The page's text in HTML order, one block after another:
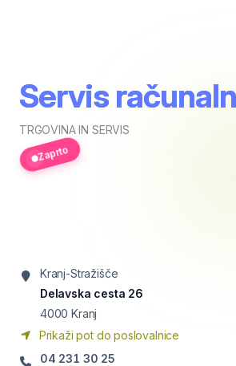
Servis
TRGOVINA IN SERVIS
Zaprto
Kranj-Stražišče
Delavska cesta 26
4000 Kranj
Prikaži pot do poslovalnice
04 231 30 25